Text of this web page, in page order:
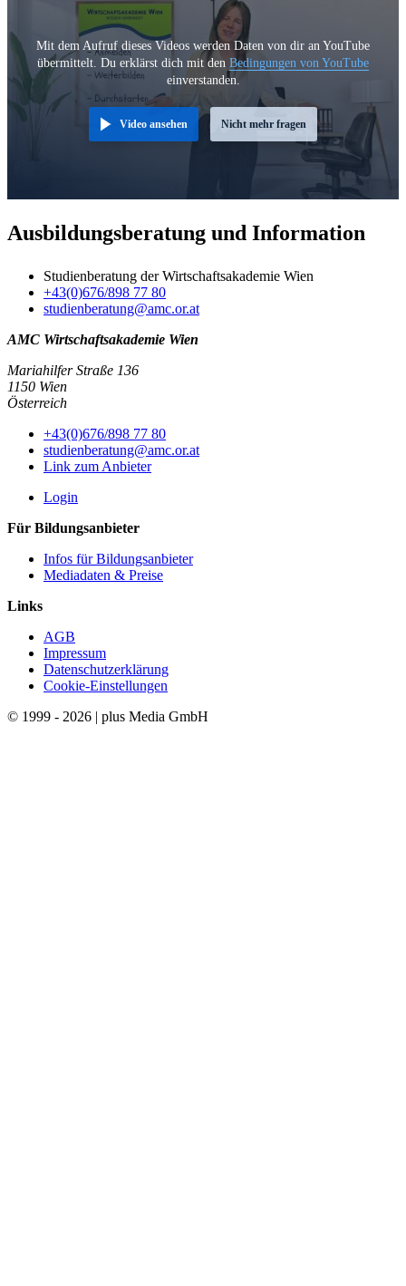
Mit dem Aufruf dieses Videos werden Daten von dir an YouTube
übermittelt. Du erklärst dich mit den Bedingungen von YouTube
einverstanden.
Video ansehen Nicht mehr fragen
Ausbildungsberatung und Information
Studienberatung der Wirtschaftsakademie Wien
+43(0)676/898 77 80
studienberatung@amc.or.at
AMC Wirtschaftsakademie Wien
Mariahilfer Straße 136
1150 Wien
Österreich
+43(0)676/898 77 80
studienberatung@amc.or.at
Link zum Anbieter
Login
Für Bildungsanbieter
Infos für Bildungsanbieter
Mediadaten & Preise
Links
AGB
Impressum
Datenschutzerklärung
Cookie-Einstellungen
© 1999 - 2026 | plus Media GmbH